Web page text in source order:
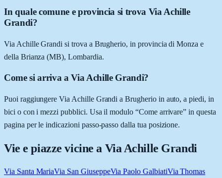
In quale comune e provincia si trova Via Achille
Grandi?
Via Achille Grandi si trova a Brugherio, in provincia di Monza e
della Brianza (MB), Lombardia.
Come si arriva a Via Achille Grandi?
Puoi raggiungere Via Achille Grandi a Brugherio in auto, a piedi, in
bici o con i mezzi pubblici. Usa il modulo “Come arrivare” in questa
pagina per le indicazioni passo-passo dalla tua posizione.
Vie e piazze vicine a Via Achille Grandi
Via Santa MariaVia San GiuseppeVia Paolo GalbiatiVia Thomas